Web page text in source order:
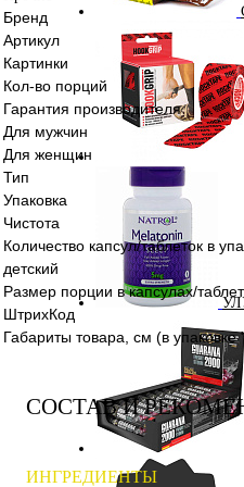
Бренд
Артикул
Картинки
Кол-во порций
Гарантия производителя
Для мужчин
Для женщин
Тип
Упаковка
Чистота
Количество капсул/таблеток в
детский
Размер порции в капсулах/
ШтрихКод
Габариты товара, см (в упаковке
СОСТАВ И
ИНГРЕДИЕНТЫ